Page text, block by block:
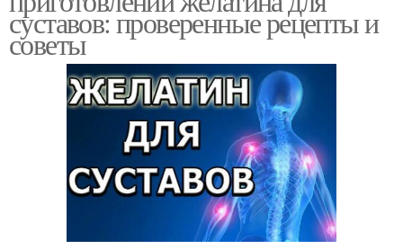
суставов: проверенные рецепты и
советы